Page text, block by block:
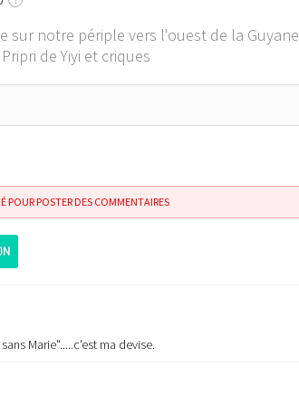
sur notre périple vers l'ouest de la Guyane
de Yiyi et criques
POUR POSTER DES COMMENTAIRES
Marie".....c'est ma devise.